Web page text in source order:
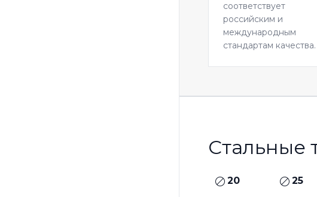
соответствует
российским и
международным
стандартам качества.
Стальные
20 25